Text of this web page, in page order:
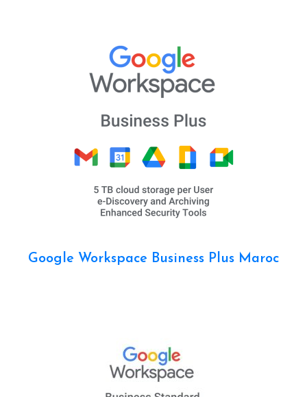
Google Workspace Business Plus Maroc